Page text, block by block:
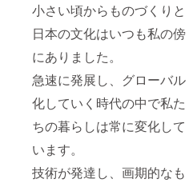
小さい頃からものづくりと
日本の文化はいつも私の傍
にありました。
急速に発展し、グローバル
化していく時代の中で私た
ちの暮らしは常に変化して
います。
技術が発達し、画期的なも